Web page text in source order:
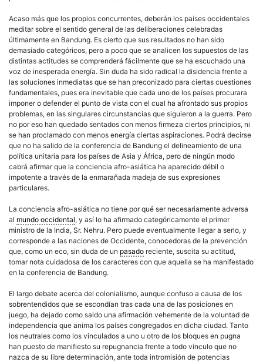
Acaso más que los propios concurrentes, deberán los países occidentales
meditar sobre el sentido general de las deliberaciones celebradas
últimamente en Bandung. Es cierto que sus resultados no han sido
demasiado categóricos, pero a poco que se analicen los supuestos de las
distintas actitudes se comprenderá fácilmente que se ha escuchado una
voz de inesperada energía. Sin duda ha sido radical la disidencia frente a
las soluciones inmediatas que se han preconizado para ciertas cuestiones
fundamentales, pues era inevitable que cada uno de los países procurara
imponer o defender el punto de vista con el cual ha afrontado sus propios
problemas, en las singulares circunstancias que siguieron a la guerra. Pero
no por eso han quedado sentados con menos firmeza ciertos principios, ni
se han proclamado con menos energía ciertas aspiraciones. Podrá decirse
que no ha salido de la conferencia de Bandung el delineamiento de una
política unitaria para los países de Asia y África, pero de ningún modo
cabrá afirmar que la conciencia afro-asiática ha aparecido débil o
impotente a través de la enmarañada madeja de sus expresiones
particulares.
La conciencia afro-asiática no tiene por qué ser necesariamente adversa
al mundo occidental, y así lo ha afirmado categóricamente el primer
ministro de la India, Sr. Nehru. Pero puede eventualmente llegar a serlo, y
corresponde a las naciones de Occidente, conocedoras de la prevención
que, como un eco, sin duda de un pasado reciente, suscita su actitud,
tomar nota cuidadosa de los caracteres con que aquella se ha manifestado
en la conferencia de Bandung.
El largo debate acerca del colonialismo, aunque confuso a causa de los
sobrentendidos que se escondían tras cada una de las posiciones en
juego, ha dejado como saldo una afirmación vehemente de la voluntad de
independencia que anima los países congregados en dicha ciudad. Tanto
los neutrales como los vinculados a uno u otro de los bloques en pugna
han puesto de manifiesto su repugnancia frente a todo vínculo que no
nazca de su libre determinación, ante toda intromisión de potencias